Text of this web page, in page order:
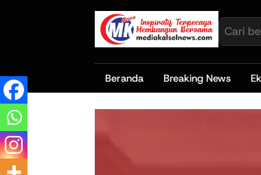
Beranda Breaking News